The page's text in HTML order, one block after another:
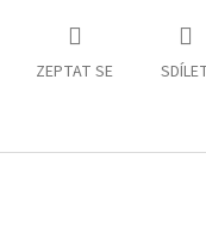
ZEPTAT SE